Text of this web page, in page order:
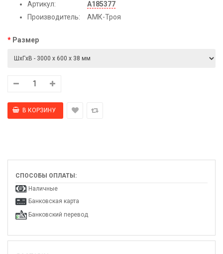
Артикул:
А185377
Производитель:
АМК-Троя
Размер
СПОСОБЫ ОПЛАТЫ:
Наличные
Банковская карта
Банковский перевод